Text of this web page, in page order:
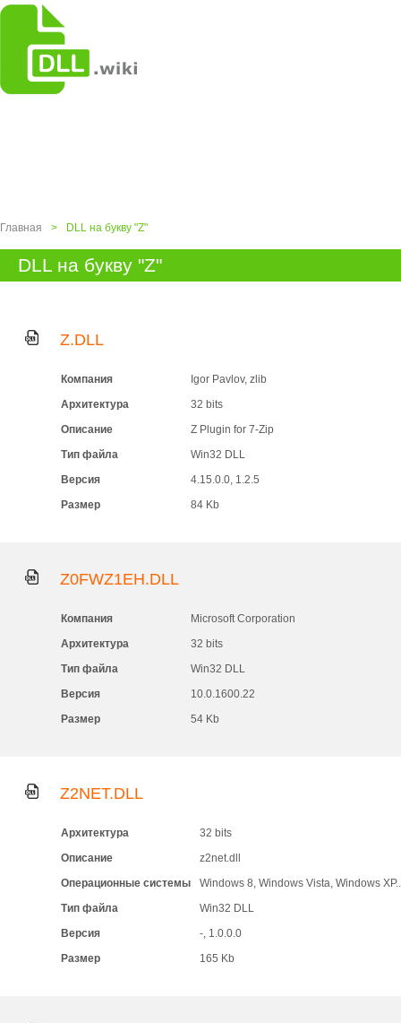
Главная > DLL на букву "Z"
DLL на букву "Z"
Z.DLL
Компания
Igor Pavlov, zlib
Архитектура
32 bits
Описание
Z Plugin for 7-Zip
Тип файла
Win32 DLL
Версия
4.15.0.0, 1.2.5
Размер
84 Kb
Z0FWZ1EH.DLL
Компания
Microsoft Corporation
Архитектура
32 bits
Тип файла
Win32 DLL
Версия
10.0.1600.22
Размер
54 Kb
Z2NET.DLL
Архитектура
32 bits
Описание
z2net.dll
Операционные системы
Windows 8, Windows Vista, Windows
Тип файла
Win32 DLL
Версия
-, 1.0.0.0
Размер
165 Kb